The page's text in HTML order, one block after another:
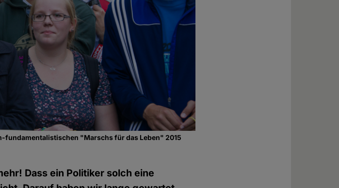
fundamentalistischen "Marschs für das Leben" 2015
Dass ein Politiker solch eine